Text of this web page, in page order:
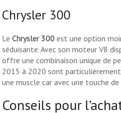
Chrysler 300
Le Chrysler 300 est une option
séduisante. Avec son moteur V8
offre une combinaison unique de
2015 à 2020 sont
une muscle car avec une touche
Conseils pour